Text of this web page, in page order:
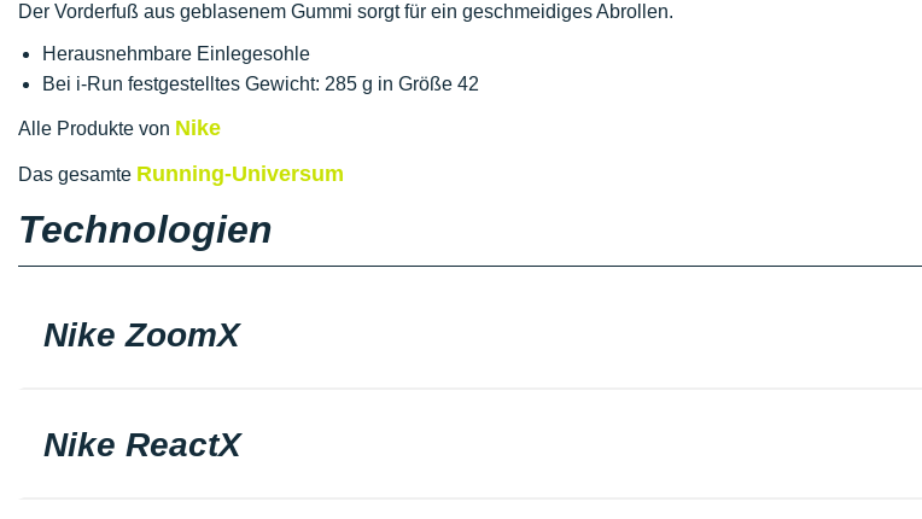
Der Vorderfuß aus geblasenem Gummi sorgt für ein geschmeidiges Abrollen.
Herausnehmbare Einlegesohle
Bei i-Run festgestelltes Gewicht: 285 g in Größe 42
Alle Produkte von Nike
Das gesamte Running-Universum
Technologien
Nike ZoomX
Nike ReactX